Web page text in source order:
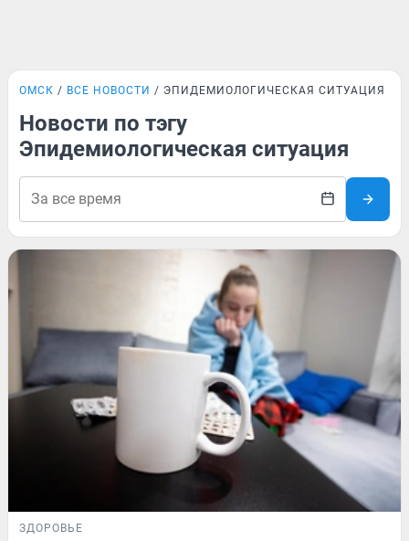
ОМСК ВСЕ НОВОСТИ ЭПИДЕМИОЛОГИЧЕСКАЯ СИТУАЦИЯ
Новости по тэгу
Эпидемиологическая ситуация
ЗДОРОВЬЕ